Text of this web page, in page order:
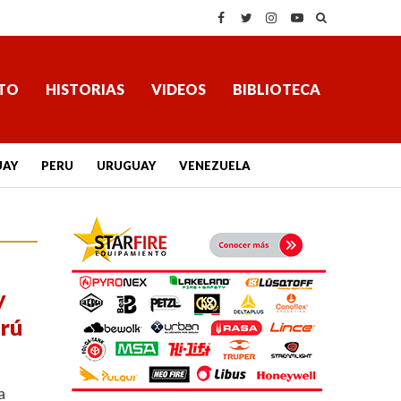
HISTORIAS VIDEOS BIBLIOTECA
PERU URUGUAY VENEZUELA